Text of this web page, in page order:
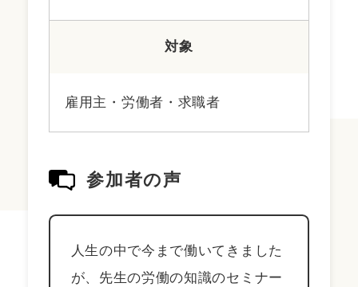
対象
雇用主・労働者・求職者
参加者の声
人生の中で今まで働いてきました
が、先生の労働の知識のセミナー